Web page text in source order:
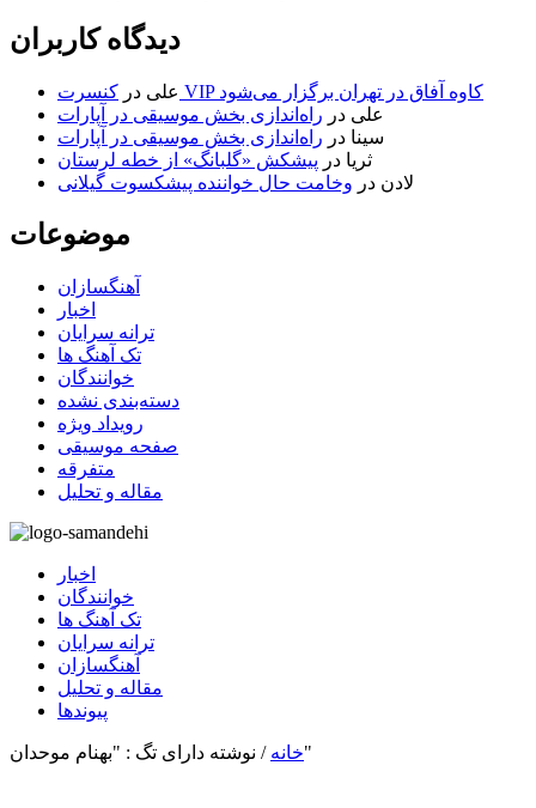
دیدگاه کاربران
علی در
کنسرت VIP کاوه آفاق در تهران برگزار می‌شود
علی در راه‌اندازی بخش موسیقی در آپارات
سینا در راه‌اندازی بخش موسیقی در آپارات
ثریا در پیشکش «گلبانگ» از خطه لرستان
لادن در وخامت حال خواننده پیشکسوت گیلانی
موضوعات
آهنگسازان
اخبار
ترانه سرایان
تک آهنگ ها
خوانندگان
دسته‌بندی نشده
رویداد ویژه
صفحه موسیقی
متفرقه
مقاله و تحلیل
اخبار
خوانندگان
تک آهنگ ها
ترانه سرایان
آهنگسازان
مقاله و تحلیل
پیوندها
خانه / نوشته دارای تگ : "بهنام موحدان"